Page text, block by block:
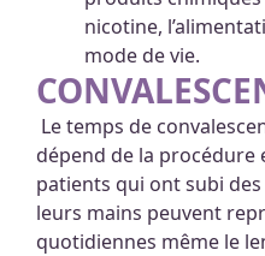
nicotine,
mode de vie.
Le temps de
dépend de la procédure
patients qui ont subi
leurs mains peuvent
quotidiennes même le